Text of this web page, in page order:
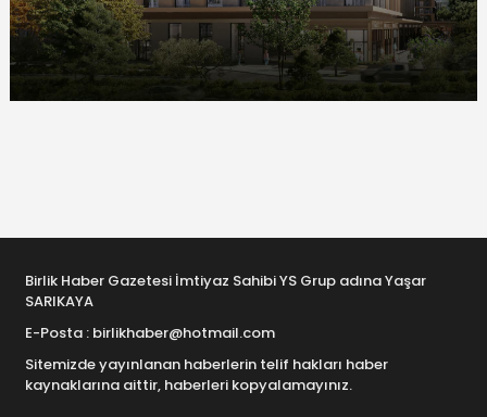
Birlik Haber Gazetesi İmtiyaz Sahibi YS Grup adına Yaşar
SARIKAYA
E-Posta : birlikhaber@hotmail.com
Sitemizde yayınlanan haberlerin telif hakları haber
kaynaklarına aittir, haberleri kopyalamayınız.